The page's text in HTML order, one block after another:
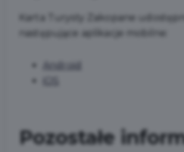
Karta Turysty Zakopane
następujące aplikacje mobilne:
Android
Pozostałe